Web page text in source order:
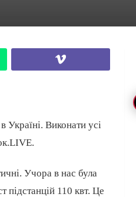
Україні. Виконати усі
Учора в нас була
підстанцій 110 квт. Це